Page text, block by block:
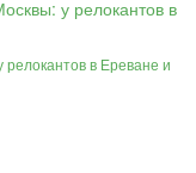
в Ереване и